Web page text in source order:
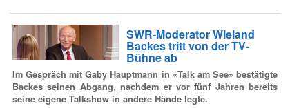
SWR-Moderator Wieland
Backes tritt von der TV-
Bühne ab
Im Gespräch mit Gaby Hauptmann in «Talk am See» bestätigte
Backes seinen Abgang, nachdem er vor fünf Jahren bereits
seine eigene Talkshow in andere Hände legte.